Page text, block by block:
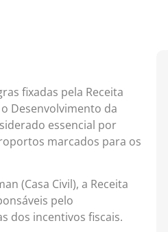
fixadas pela Receita
Desenvolvimento da
essencial por
marcados para os
(Casa Civil), a Receita
pelo
dos incentivos fiscais.